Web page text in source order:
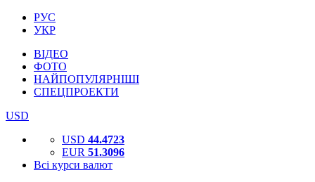
РУС
УКР
ВІДЕО
ФОТО
НАЙПОПУЛЯРНІШІ
СПЕЦПРОЕКТИ
USD
USD 44.4723
EUR 51.3096
Всі курси валют